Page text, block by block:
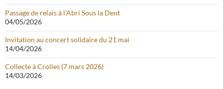
Passage de relais à l’Abri Sous la Dent
04/05/2026
Invitation au concert solidaire du 21 mai
14/04/2026
Collecte à Crolles (7 mars 2026)
14/03/2026